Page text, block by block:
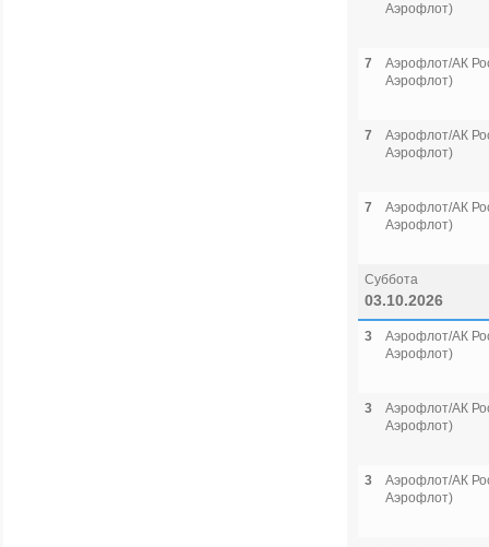
Аэрофлот)
7
Аэрофлот/АК
Аэрофлот)
7
Аэрофлот/АК
Аэрофлот)
7
Аэрофлот/АК
Аэрофлот)
Суббота
03.10.2026
3
Аэрофлот/АК
Аэрофлот)
3
Аэрофлот/АК
Аэрофлот)
3
Аэрофлот/АК
Аэрофлот)